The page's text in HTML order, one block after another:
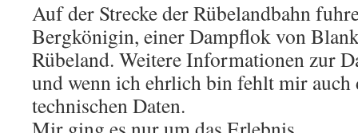
Auf der Strecke der Rübelandbahn
Bergkönigin, einer Dampflok von
Rübeland. Weitere Informationen zur
und wenn ich ehrlich bin fehlt mir auch
technischen Daten.